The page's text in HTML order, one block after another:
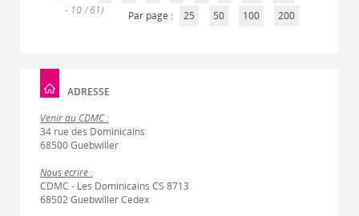
- 10 / 61)
Par page : 25 50 100 200
ADRESSE
Venir au CDMC :
34 rue des Dominicains
68500 Guebwiller
Nous écrire :
CDMC - Les Dominicains CS 8713
68502 Guebwiller Cedex